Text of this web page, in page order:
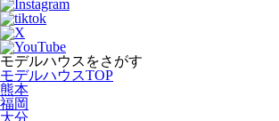
モデルハウスをさがす
モデルハウスTOP
熊本
福岡
大分